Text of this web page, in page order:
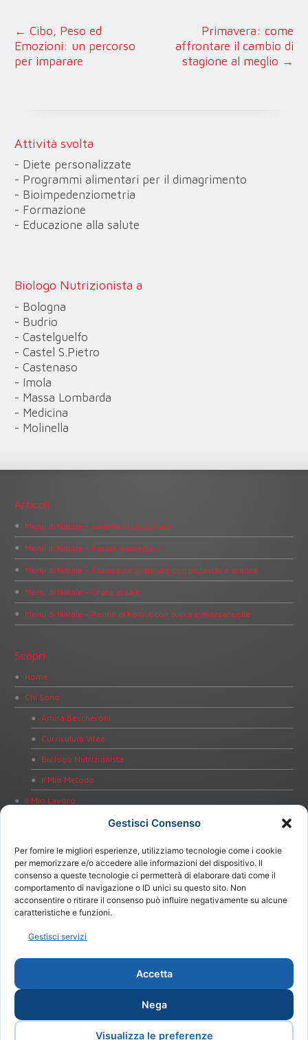
Gestisci Consenso
Per fornire le migliori esperienze, utilizziamo tecnologie come i cookie
per memorizzare e/o accedere alle informazioni del dispositivo. Il
consenso a queste tecnologie ci permetterà di elaborare dati come il
comportamento di navigazione o ID unici su questo sito. Non
acconsentire o ritirare il consenso può influire negativamente su alcune
caratteristiche e funzioni.
Gestisci servizi
Accetta
Nega
Visualizza le preferenze
← Cibo, Peso ed
Emozioni: un percorso
per imparare
Primavera: come
affrontare il cambio di
stagione al meglio →
Attività svolta
- Diete personalizzate
- Programmi alimentari per il dimagrimento
- Bioimpedenziometria
- Formazione
- Educazione alla salute
Biologo Nutrizionista a
- Bologna
- Budrio
- Castelguelfo
- Castel S.Pietro
- Castenaso
- Imola
- Massa Lombarda
- Medicina
- Molinella
Articoli
Menù di Natale – Salame di cioccolato
Menù di Natale – Patate Hasselbach
Menù di Natale – Capesante gratinate con pistacchi e arance
Menù di Natale – Orata al sale
Menù di Natale – Penne di Kamut con zucca e mazzancolle
Scopri
Home
Chi Sono
Amira Beccheroni
Curriculum Vitae
Biologo Nutrizionista
Il Mio Metodo
Il Mio Lavoro
Dieta Personalizzata
Bioimpedenziometria
Test Intolleranze Alimentari
Test Celiachia